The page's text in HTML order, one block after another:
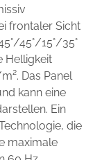
frontaler Sicht
45°/15°/35°
Helligkeit
Das Panel
kann eine
Ein
die
maximale